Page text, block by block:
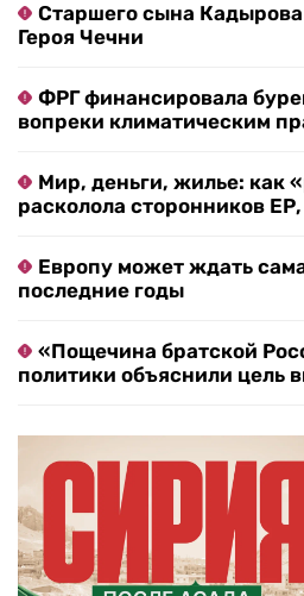
Старшего сына
Героя Чечни
ФРГ финансировала
вопреки климатическим
Мир, деньги, жилье: как
расколола сторонников
Европу может ждать
последние годы
«Пощечина братской
политики объяснили цель